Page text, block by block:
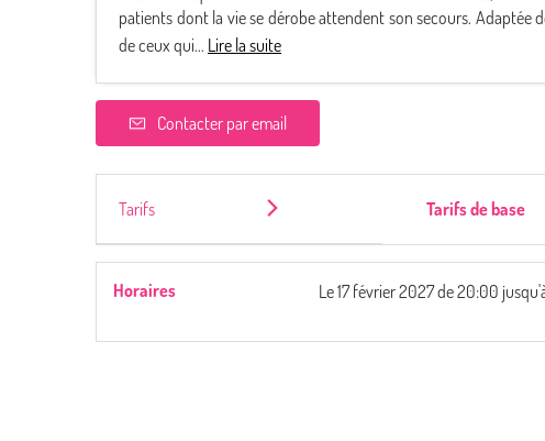
patients dont la vie se dérobe attendent son secours. Adaptée
de ceux qui... Lire la suite
Contacter par email
Tarifs Tarifs de base
Horaires Le17 février 2027de 20:00